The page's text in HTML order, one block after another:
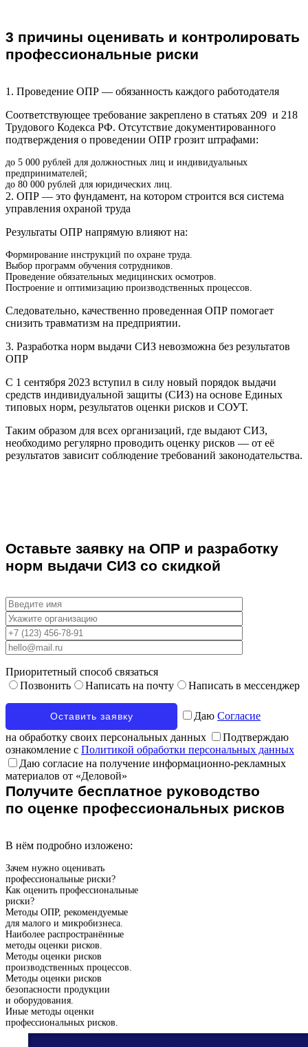
3 причины оценивать и контролировать
профессиональные риски
1. Проведение ОПР — обязанность каждого работодателя
Соответствующее требование закреплено в статьях 209 и 218
Трудового Кодекса РФ. Отсутствие документированного
подтверждения о проведении ОПР грозит штрафами:
до 5 000 рублей для должностных лиц и индивидуальных
предпринимателей;
до 80 000 рублей для юридических лиц.
2. ОПР — это фундамент, на котором строится вся система
управления охраной труда
Результаты ОПР напрямую влияют на:
Формирование инструкций по охране труда.
Выбор программ обучения сотрудников.
Проведение обязательных медицинских осмотров.
Построение и оптимизацию производственных процессов.
Следовательно, качественно проведенная ОПР помогает
снизить травматизм на предприятии.
3. Разработка норм выдачи СИЗ невозможна без результатов
ОПР
С 1 сентября 2023 вступил в силу новый порядок выдачи
средств индивидуальной защиты (СИЗ) на основе Единых
типовых норм, результатов оценки рисков и СОУТ.
Таким образом для всех организаций, где выдают СИЗ,
необходимо регулярно проводить оценку рисков — от её
результатов зависит соблюдение требований законодательства.
Оставьте заявку на ОПР и разработку
норм выдачи СИЗ со скидкой
Приоритетный способ связаться
Позвонить
Написать на почту Написать в мессенджер
Даю Согласие
на обработку своих персональных данных
Подтверждаю
ознакомление с Политикой обработки персональных данных
Даю согласие на получение информационно-рекламных
материалов от «Деловой»
Получите бесплатное руководство
по оценке профессиональных рисков
В нём подробно изложено:
Зачем нужно оценивать
профессиональные риски?
Как оценить профессиональные
риски?
Методы ОПР, рекомендуемые
для малого и микробизнеса.
Наиболее распространённые
методы оценки рисков.
Методы оценки рисков
производственных процессов.
Методы оценки рисков
безопасности продукции
и оборудования.
Иные методы оценки
профессиональных рисков.